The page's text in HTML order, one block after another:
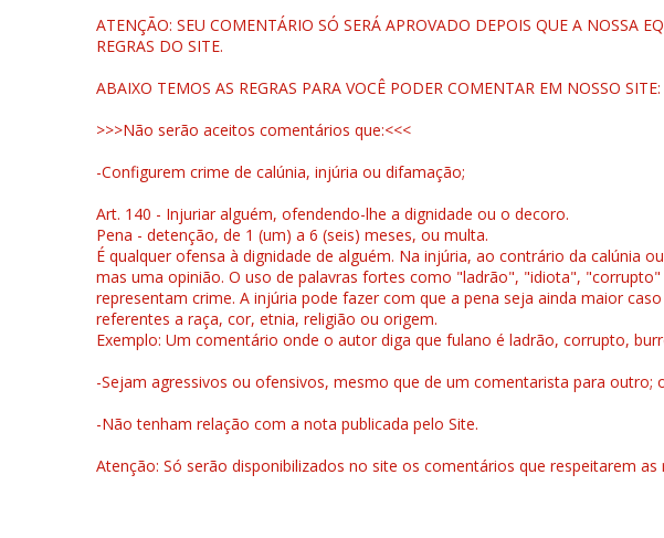
ATENÇÃO: SEU COMENTÁRIO SÓ SERÁ APROVADO DEPOIS QUE A NOSSA
REGRAS DO SITE.
ABAIXO TEMOS AS REGRAS PARA VOCÊ PODER COMENTAR EM NOSSO SITE:
>>>Não serão aceitos comentários que:<<<
-Configurem crime de calúnia, injúria ou difamação;
Art. 140 - Injuriar alguém, ofendendo-lhe a dignidade ou o decoro.
Pena - detenção, de 1 (um) a 6 (seis) meses, ou multa.
É qualquer ofensa à dignidade de alguém. Na injúria, ao contrário da calúnia
mas uma opinião. O uso de palavras fortes como "ladrão", "idiota",
representam crime. A injúria pode fazer com que a pena seja ainda maior
referentes a raça, cor, etnia, religião ou origem.
Exemplo: Um comentário onde o autor diga que fulano é ladrão, corrupto,
-Sejam agressivos ou ofensivos, mesmo que de um comentarista para outro;
-Não tenham relação com a nota publicada pelo Site.
Atenção: Só serão disponibilizados no site os comentários que respeitarem as